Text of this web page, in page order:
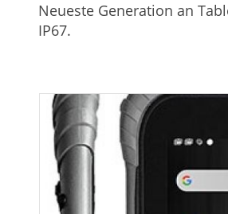
Neueste Generation an
IP67.